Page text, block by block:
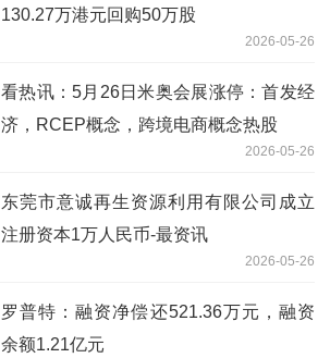
130.27万港元回购50万股
2026-05-26
看热讯：5月26日米奥会展涨停：首发经
济，RCEP概念，跨境电商概念热股
2026-05-26
东莞市意诚再生资源利用有限公司成立
注册资本1万人民币-最资讯
2026-05-26
罗普特：融资净偿还521.36万元，融资
余额1.21亿元